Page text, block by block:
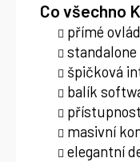
Co všechno
přímé
špičková
balík
masivní
elegantní